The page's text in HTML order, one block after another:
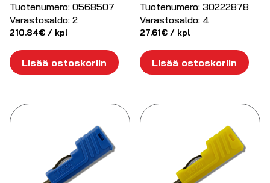
Tuotenumero: 0568507
Varastosaldo: 2
210.84€ / kpl
Lisää ostoskoriin
Tuotenumero: 30222878
Varastosaldo: 4
27.61€ / kpl
Lisää ostoskoriin